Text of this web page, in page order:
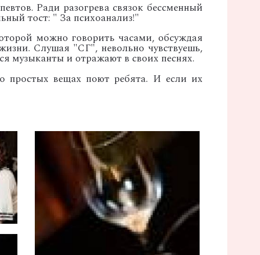
Ради разогрева связок бессменный
тост: " За психоанализ!"
можно говорить часами, обсуждая
Слушая "СГ", невольно чувствуешь,
музыканты и отражают в своих песнях.
простых вещах поют ребята. И если их